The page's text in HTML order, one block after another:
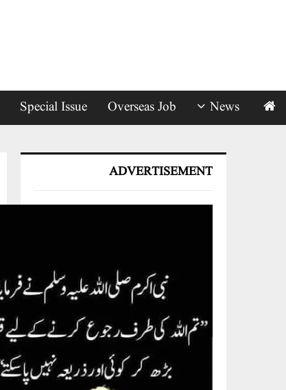
News
Overseas Job
Special Issue
ADVERTISEMENT